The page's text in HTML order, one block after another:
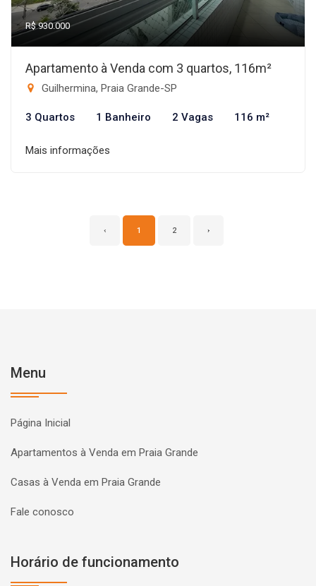
R$ 930.000
Apartamento à Venda com 3 quartos, 116m²
Guilhermina, Praia Grande-SP
3 Quartos 1 Banheiro 2 Vagas 116 m²
Mais informações
‹ 1 2 ›
Menu
Página Inicial
Apartamentos à Venda em Praia Grande
Casas à Venda em Praia Grande
Fale conosco
Horário de funcionamento